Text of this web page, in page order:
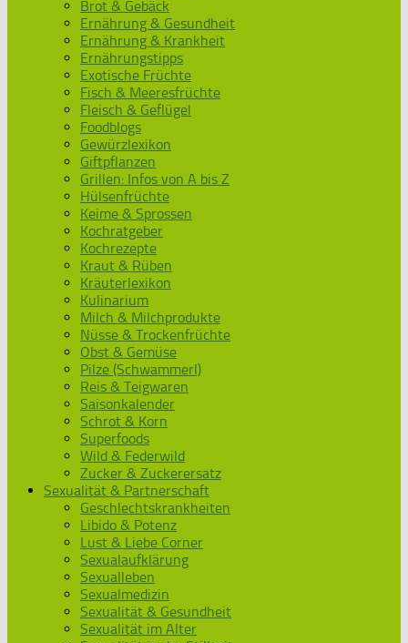
Brot & Gebäck
Ernährung & Gesundheit
Ernährung & Krankheit
Ernährungstipps
Exotische Früchte
Fisch & Meeresfrüchte
Fleisch & Geflügel
Foodblogs
Gewürzlexikon
Giftpflanzen
Grillen: Infos von A bis Z
Hülsenfrüchte
Keime & Sprossen
Kochratgeber
Kochrezepte
Kraut & Rüben
Kräuterlexikon
Kulinarium
Milch & Milchprodukte
Nüsse & Trockenfrüchte
Obst & Gemüse
Pilze (Schwammerl)
Reis & Teigwaren
Saisonkalender
Schrot & Korn
Superfoods
Wild & Federwild
Zucker & Zuckerersatz
Sexualität & Partnerschaft
Geschlechtskrankheiten
Libido & Potenz
Lust & Liebe Corner
Sexualaufklärung
Sexualleben
Sexualmedizin
Sexualität & Gesundheit
Sexualität im Alter